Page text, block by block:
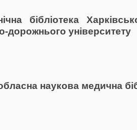
бібліотека
дорожнього університету
наукова медична